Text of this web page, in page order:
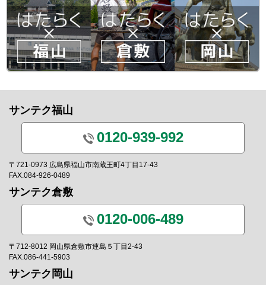
サンテク福山
0120-939-992
〒721-0973 広島県福山市南蔵王町4丁目17-43
FAX.084-926-0489
サンテク倉敷
0120-006-489
〒712-8012 岡山県倉敷市連島５丁目2-43
FAX.086-441-5903
サンテク岡山